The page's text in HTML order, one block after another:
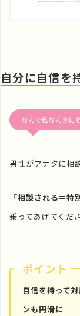
自分に自信を
なんで私なんかに
男性がアナタに相
「相談される＝特
乗ってあげてくだ
ポイント
自信を持って
ンも円滑に